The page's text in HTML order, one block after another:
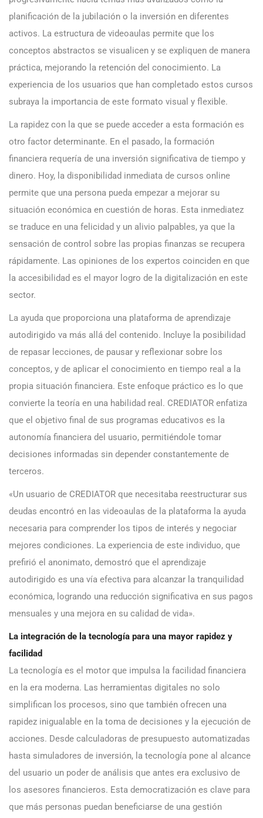
planificación de la jubilación o la inversión en diferentes
activos. La estructura de videoaulas permite que los
conceptos abstractos se visualicen y se expliquen de manera
práctica, mejorando la retención del conocimiento. La
experiencia de los usuarios que han completado estos cursos
subraya la importancia de este formato visual y flexible.
La rapidez con la que se puede acceder a esta formación es
otro factor determinante. En el pasado, la formación
financiera requería de una inversión significativa de tiempo y
dinero. Hoy, la disponibilidad inmediata de cursos online
permite que una persona pueda empezar a mejorar su
situación económica en cuestión de horas. Esta inmediatez
se traduce en una felicidad y un alivio palpables, ya que la
sensación de control sobre las propias finanzas se recupera
rápidamente. Las opiniones de los expertos coinciden en que
la accesibilidad es el mayor logro de la digitalización en este
sector.
La ayuda que proporciona una plataforma de aprendizaje
autodirigido va más allá del contenido. Incluye la posibilidad
de repasar lecciones, de pausar y reflexionar sobre los
conceptos, y de aplicar el conocimiento en tiempo real a la
propia situación financiera. Este enfoque práctico es lo que
convierte la teoría en una habilidad real. CREDIATOR enfatiza
que el objetivo final de sus programas educativos es la
autonomía financiera del usuario, permitiéndole tomar
decisiones informadas sin depender constantemente de
terceros.
«Un usuario de CREDIATOR que necesitaba reestructurar sus
deudas encontró en las videoaulas de la plataforma la ayuda
necesaria para comprender los tipos de interés y negociar
mejores condiciones. La experiencia de este individuo, que
prefirió el anonimato, demostró que el aprendizaje
autodirigido es una vía efectiva para alcanzar la tranquilidad
económica, logrando una reducción significativa en sus pagos
mensuales y una mejora en su calidad de vida».
La integración de la tecnología para una mayor rapidez y
facilidad
La tecnología es el motor que impulsa la facilidad financiera
en la era moderna. Las herramientas digitales no solo
simplifican los procesos, sino que también ofrecen una
rapidez inigualable en la toma de decisiones y la ejecución de
acciones. Desde calculadoras de presupuesto automatizadas
hasta simuladores de inversión, la tecnología pone al alcance
del usuario un poder de análisis que antes era exclusivo de
los asesores financieros. Esta democratización es clave para
que más personas puedan beneficiarse de una gestión